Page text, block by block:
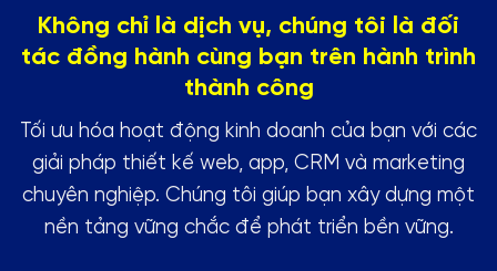
Không chỉ là dịch vụ, chúng tôi là đối
tác đồng hành cùng bạn trên hành trình
thành công
Tối ưu hóa hoạt động kinh doanh của bạn với các
giải pháp thiết kế web, app, CRM và marketing
chuyên nghiệp. Chúng tôi giúp bạn xây dựng một
nền tảng vững chắc để phát triển bền vững.